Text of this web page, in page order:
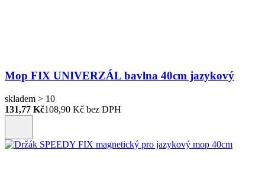
Mop FIX UNIVERZÁL bavlna 40cm jazykový
skladem > 10
131,77 Kč108,90 Kč bez DPH